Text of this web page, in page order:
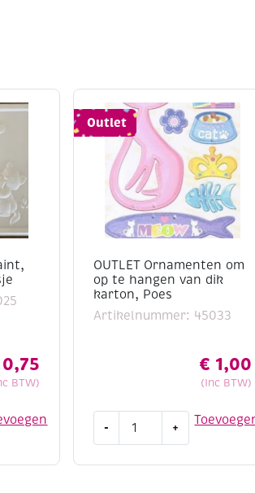
0,75
BTW)
Outlet
OUTLET Ornamenten om
op te hangen van dik
karton, Poes
Artikelnummer: 45033
€ 1,00
(Inc BTW)
-
Ornamenten
+